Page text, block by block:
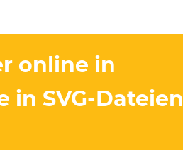
online in
in SVG-Dateien